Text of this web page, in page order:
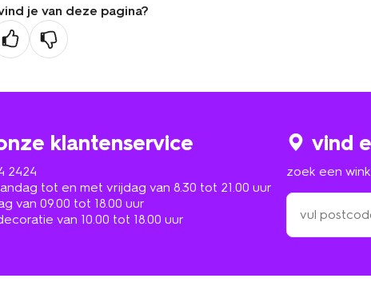
je van deze pagina?
klantenservice
2424
tot en met vrijdag van 8.30 tot 21.00 uur
van 09.00 tot 18.00 uur
van 10.00 tot 18.00 uur
vind
zoek een
zoek
een
winkel
in